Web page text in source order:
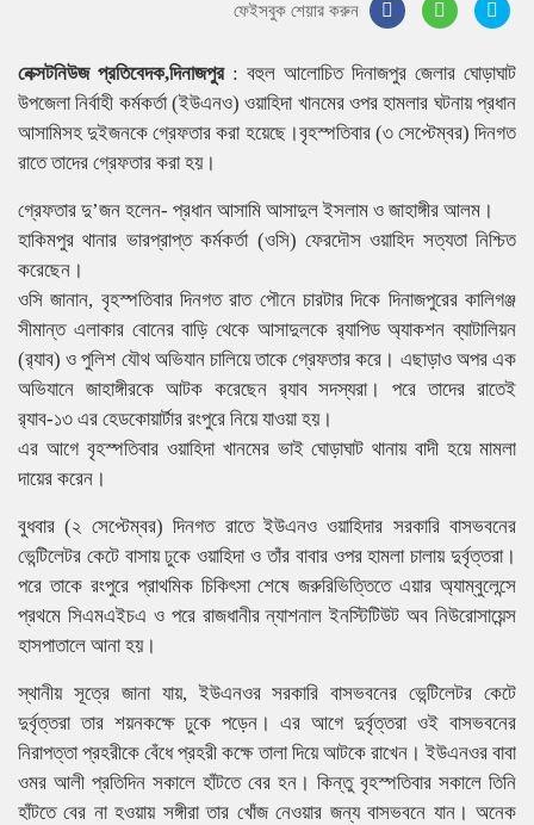
ফেইসবুক শেয়ার করুন
নেক্সটনিউজ প্রতিবেদক,দিনাজপুর: বহুল আলোচিত দিনাজপুর জেলার ঘোড়াঘাট
উপজেলা নির্বাহী কর্মকর্তা (ইউএনও) ওয়াহিদা খানমের ওপর হামলার ঘটনায় প্রধান
আসামিসহ দুইজনকে গ্রেফতার করা হয়েছে।বৃহস্পতিবার (৩ সেপ্টেম্বর) দিনগত
রাতে তাদের গ্রেফতার করা হয়।
গ্রেফতার দু’জন হলেন- প্রধান আসামি আসাদুল ইসলাম ও জাহাঙ্গীর আলম।
হাকিমপুর থানার ভারপ্রাপ্ত কর্মকর্তা (ওসি) ফেরদৌস ওয়াহিদ সত্যতা নিশ্চিত
করেছেন।
ওসি জানান, বৃহস্পতিবার দিনগত রাত পৌনে চারটার দিকে দিনাজপুরের কালিগঞ্জ
সীমান্ত এলাকার বোনের বাড়ি থেকে আসাদুলকে র‌্যাপিড অ্যাকশন ব্যাটালিয়ন
(র‍্যাব) ও পুলিশ যৌথ অভিযান চালিয়ে তাকে গ্রেফতার করে। এছাড়াও অপর এক
অভিযানে জাহাঙ্গীরকে আটক করেছেন র‍্যাব সদস্যরা। পরে তাদের রাতেই
র‍্যাব-১৩ এর হেডকোয়ার্টার রংপুরে নিয়ে যাওয়া হয়।
এর আগে বৃহস্পতিবার ওয়াহিদা খানমের ভাই ঘোড়াঘাট থানায় বাদী হয়ে মামলা
দায়ের করেন।
বুধবার (২ সেপ্টেম্বর) দিনগত রাতে ইউএনও ওয়াহিদার সরকারি বাসভবনের
ভেন্টিলেটর কেটে বাসায় ঢুকে ওয়াহিদা ও তাঁর বাবার ওপর হামলা চালায় দুর্বৃত্তরা।
পরে তাকে রংপুরে প্রাথমিক চিকিৎসা শেষে জরুরিভিত্তিতে এয়ার অ্যাম্বুলেন্সে
প্রথমে সিএমএইচএ ও পরে রাজধানীর ন্যাশনাল ইনস্টিটিউট অব নিউরোসায়েন্স
হাসপাতালে আনা হয়।
স্থানীয় সূত্রে জানা যায়, ইউএনওর সরকারি বাসভবনের ভেন্টিলেটর কেটে
দুর্বৃত্তরা তার শয়নকক্ষে ঢুকে পড়েন। এর আগে দুর্বৃত্তরা ওই বাসভবনের
নিরাপত্তা প্রহরীকে বেঁধে প্রহরী কক্ষে তালা দিয়ে আটকে রাখেন। ইউএনওর বাবা
ওমর আলী প্রতিদিন সকালে হাঁটতে বের হন। কিন্তু বৃহস্পতিবার সকালে তিনি
হাঁটতে বের না হওয়ায় সঙ্গীরা তার খোঁজ নেওয়ার জন্য বাসভবনে যান। অনেক